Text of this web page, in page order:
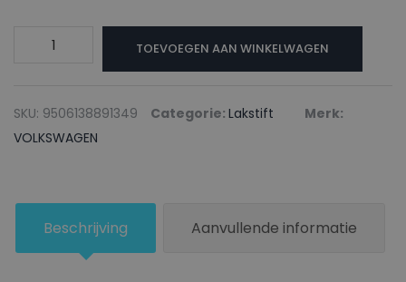
VOLKSWAGEN
METEOR
GREY
aantal
TOEVOEGEN AAN WINKELWAGEN
SKU: 9506138891349 Categorie: Lakstift
Merk:
VOLKSWAGEN
Beschrijving Aanvullende informatie